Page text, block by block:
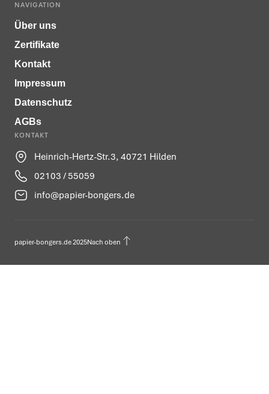
NAVIGATION
Über uns
Zertifikate
Kontakt
Impressum
Datenschutz
AGBs
KONTAKT
Heinrich-Hertz-Str.3, 40721 Hilden
02103 / 55059
info@papier-bongers.de
papier-bongers.de 2025Nach oben